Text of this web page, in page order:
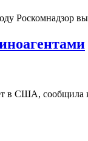
Роскомнадзор
в США,